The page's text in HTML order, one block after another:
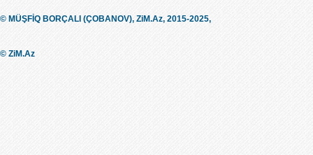
© MÜŞFİQ BORÇALI (ÇOBANOV), ZiM.Az, 2015-2025,
© ZiM.Az